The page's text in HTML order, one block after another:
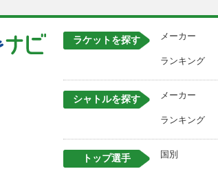
ラケットを探す メーカー
ランキング
シャトルを探す メーカー
ランキング
トップ選手 国別